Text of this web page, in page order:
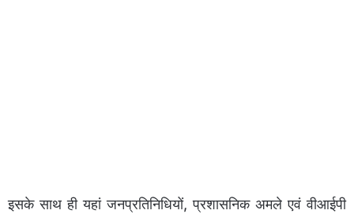
इसके साथ ही यहां जनप्रतिनिधियों, प्रशासनिक अमले एवं वीआईपी